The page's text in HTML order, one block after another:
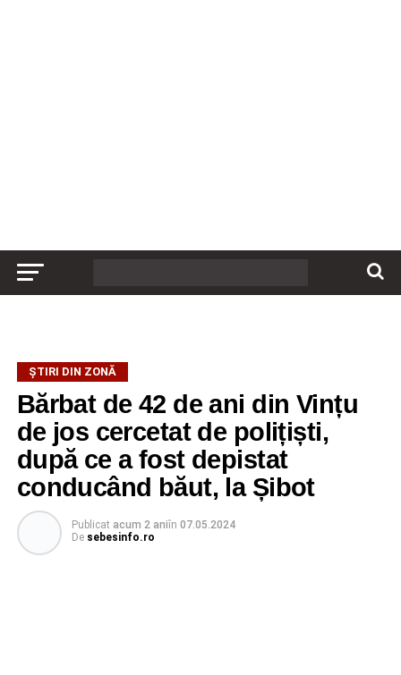
ȘTIRI DIN ZONĂ
Bărbat de 42 de ani din Vințu
de jos cercetat de polițiști,
după ce a fost depistat
conducând băut, la Șibot
Publicat acum 2 aniîn 07.05.2024
De sebesinfo.ro